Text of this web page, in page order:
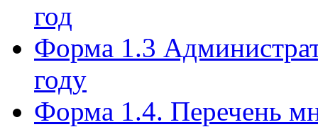
год
Форма 1.3
году
Форма 1.4. Перечень